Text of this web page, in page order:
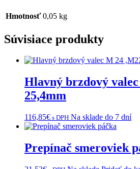
Hmotnosť 0,05 kg
Súvisiace produkty
Hlavný brzdový
25,4mm
116,85€ s DPH Na sklade do 7 dní
Prepínač smeroviek